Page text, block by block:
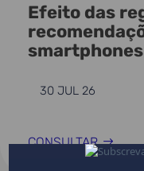
Efeito das
30 JUL 26
CONSULTAR